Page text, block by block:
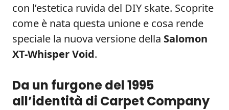
con l’estetica ruvida del DIY skate. Scoprite
come è nata questa unione e cosa rende
speciale la nuova versione della Salomon
XT-Whisper Void.
Da un furgone del 1995
all’identità di Carpet Company